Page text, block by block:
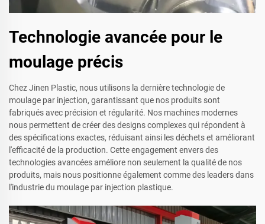
Technologie avancée pour le
moulage précis
Chez Jinen Plastic, nous utilisons la dernière technologie de
moulage par injection, garantissant que nos produits sont
fabriqués avec précision et régularité. Nos machines modernes
nous permettent de créer des designs complexes qui répondent à
des spécifications exactes, réduisant ainsi les déchets et améliorant
l'efficacité de la production. Cette engagement envers des
technologies avancées améliore non seulement la qualité de nos
produits, mais nous positionne également comme des leaders dans
l'industrie du moulage par injection plastique.